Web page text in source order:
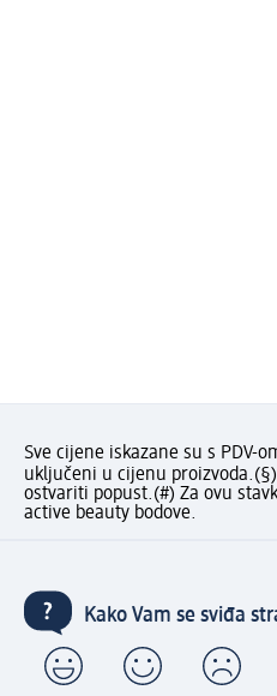
Sve cijene iskazane su s PDV-
uključeni u cijenu proizvoda.
ostvariti popust.(#) Za ovu
active beauty bodove.
Kako Vam se sviđa